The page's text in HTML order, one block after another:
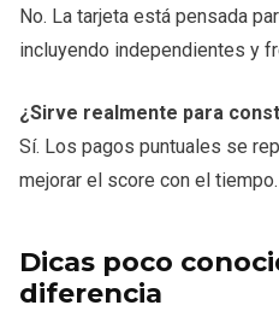
No. La tarjeta está pensada
incluyendo independientes y
¿Sirve realmente para
Sí. Los pagos puntuales se
mejorar el score con el tiempo.
Dicas poco
diferencia